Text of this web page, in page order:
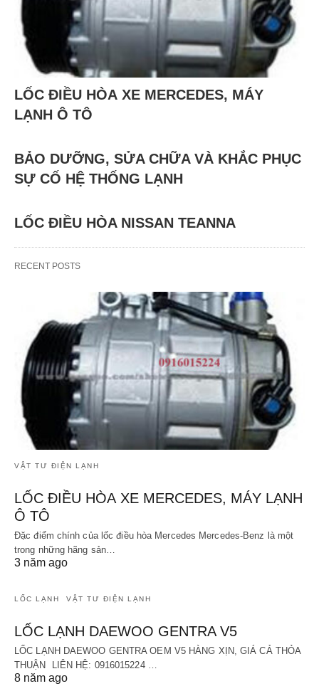
LỐC ĐIỀU HÒA XE MERCEDES, MÁY
LẠNH Ô TÔ
BẢO DƯỠNG, SỬA CHỮA VÀ KHẮC PHỤC
SỰ CỐ HỆ THỐNG LẠNH
LỐC ĐIỀU HÒA NISSAN TEANNA
RECENT POSTS
VẬT TƯ ĐIỆN LẠNH
LỐC ĐIỀU HÒA XE MERCEDES, MÁY LẠNH
Ô TÔ
Đặc điểm chính của lốc điều hòa Mercedes Mercedes-Benz là một
trong những hãng sản…
3 năm ago
LỐC LẠNH VẬT TƯ ĐIỆN LẠNH
LỐC LẠNH DAEWOO GENTRA V5
LỐC LẠNH DAEWOO GENTRA OEM V5 HÀNG XỊN, GIÁ CẢ THỎA
THUẬN LIÊN HỆ: 0916015224 …
8 năm ago